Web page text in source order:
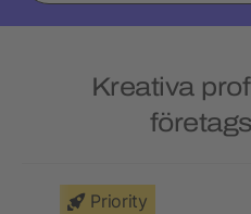
Kreativa
Priority